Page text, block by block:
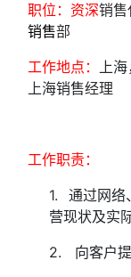
职位： 资深
销售部
工作地点： 上海
上海销售经理
工作职责：
1.
通过网络
营现状及实
2. 向客户提